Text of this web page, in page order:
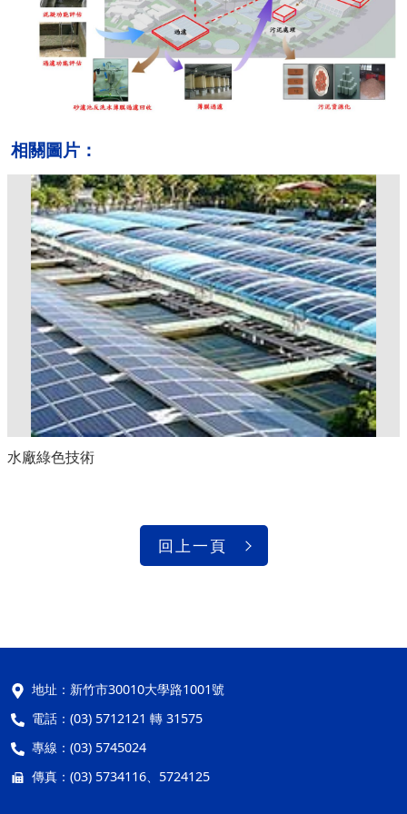
相關圖片：
水廠綠色技術
回上一頁
地址： 新竹市30010大學路1001號
電話： (03) 5712121 轉 31575
專線： (03) 5745024
傳真： (03) 5734116、5724125